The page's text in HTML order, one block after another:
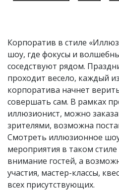
Корпоратив в стиле
шоу, где фокусы и
соседствуют рядом.
проходит весело, каждый
корпоратива начнет
совершать сам. В рамках
иллюзионист, можно
зрителями, возможна
Смотреть иллюзионное
мероприятия в таком
внимание гостей, а
участия, мастер-классы,
всех присутствующих.